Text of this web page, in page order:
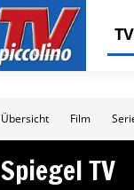
Übersicht Film
Spiegel TV